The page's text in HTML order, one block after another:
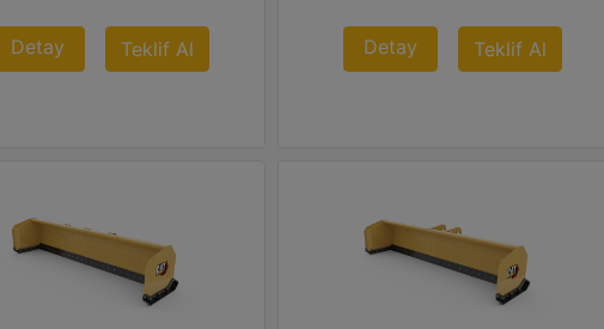
Detay Teklif Al Detay Teklif Al